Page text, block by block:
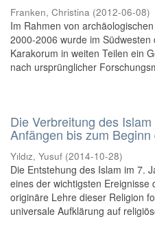
Franken, Christina (2012-06-08)
Im Rahmen von
2000-2006 wurde im
Karakorum in weiten Teilen ein
nach ursprünglicher
Die Verbreitung des
Anfängen bis zum
Yıldız, Yusuf (2014-10-28)
Die Entstehung des Islam im 7.
eines der wichtigsten Ereignisse
originäre Lehre dieser Religion
universale Aufklärung auf